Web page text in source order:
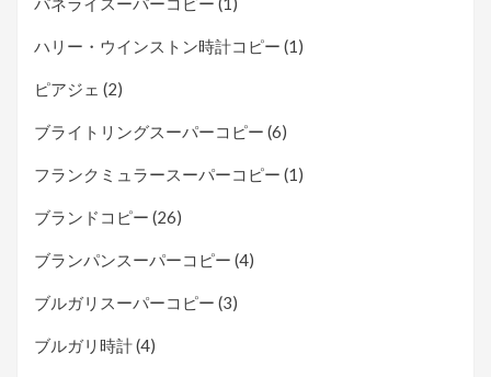
ハリー・ウインストン時計コピー (1)
ピアジェ (2)
ブライトリングスーパーコピー (6)
フランクミュラースーパーコピー (1)
ブランドコピー (26)
ブランパンスーパーコピー (4)
ブルガリスーパーコピー (3)
ブルガリ時計(4)